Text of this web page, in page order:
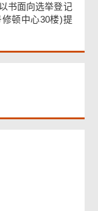
书面向选举登记
顿中心30楼)提